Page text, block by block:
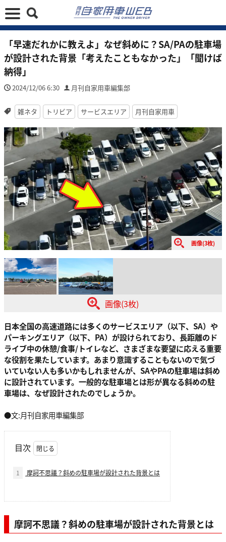
「早速だれかに教えよ」なぜ斜めに？SA/PAの駐車場
が設計された背景「考えたこともなかった」「聞けば
納得」
2024/12/06 6:30 月刊自家用車編集部
雑ネタ トリビア サービスエリア 月刊自家用車
画像(3枚)
画像(3枚)
日本全国の高速道路には多くのサービスエリア（以下、SA）や
パーキングエリア（以下、PA）が設けられており、長距離のド
ライブ中の休憩/食事/トイレなど、さまざまな要望に応える重要
な役割を果たしています。あまり意識することもないので気づ
いていない人も多いかもしれませんが、SAやPAの駐車場は斜め
に設計されています。一般的な駐車場とは形が異なる斜めの駐
車場は、なぜ設計されたのでしょうか。
●文:月刊自家用車編集部
目次
1 摩訶不思議？斜めの駐車場が設計された背景とは
摩訶不思議？斜めの駐車場が設計された背景とは